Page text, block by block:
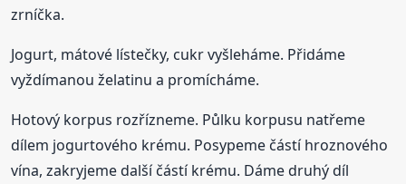
zrníčka.
Jogurt, mátové lístečky, cukr vyšleháme. Přidáme
vyždímanou želatinu a promícháme.
Hotový korpus rozřízneme. Půlku korpusu natřeme
dílem jogurtového krému. Posypeme částí hroznového
vína, zakryjeme další částí krému. Dáme druhý díl